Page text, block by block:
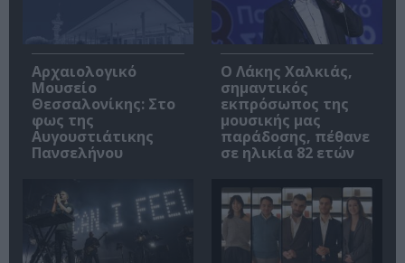
Αρχαιολογικό
Μουσείο
Θεσσαλονίκης: Στο
φως της
Αυγουστιάτικης
Πανσελήνου
Ο Λάκης Χαλκιάς,
σημαντικός
εκπρόσωπος της
μουσικής μας
παράδοσης, πέθανε
σε ηλικία 82 ετών